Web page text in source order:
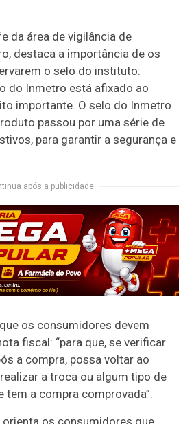
da área de vigilância de
destaca a importância de os
o selo do instituto:
do Inmetro está afixado ao
importante. O selo do Inmetro
passou por uma série de
para garantir a segurança e
após a publicidade
os consumidores devem
fiscal: “para que, se verificar
a compra, possa voltar ao
a troca ou algum tipo de
tem a compra comprovada”.
os consumidores que